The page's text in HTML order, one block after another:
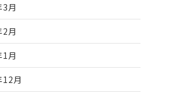
月
月
月
月